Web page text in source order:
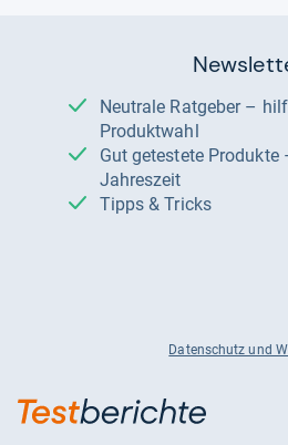
Neutrale Ratgeber – hilfreich für Ihre
Produktwahl
Gut getestete Produkte – passend zur
Jahreszeit
Tipps & Tricks
Datenschutz und